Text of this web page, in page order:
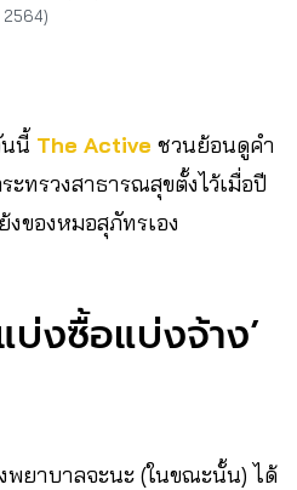
2564)
นี้ The Active ชวนย้อนดูคำ
ทรวงสาธารณสุขตั้งไว้เมื่อปี
ของหมอสุภัทรเอง
บ่งซื้อแบ่งจ้าง’
พยาบาลจะนะ (ในขณะนั้น) ได้